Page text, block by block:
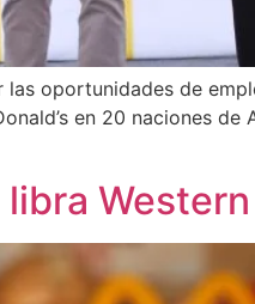
oportunidades de
en 20 naciones de
Western